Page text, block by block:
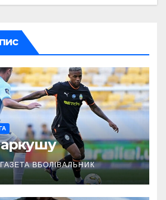
аркушу
ГАЗЕТА ВБОЛІВАЛЬНИК